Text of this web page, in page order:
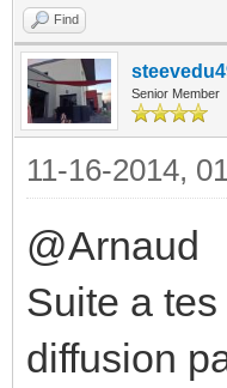
Find
Senior Member
11-16-2014,
@Arnaud
Suite a
diffusion